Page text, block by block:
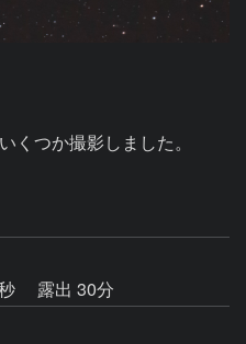
くつか撮影しました。
露出 30分